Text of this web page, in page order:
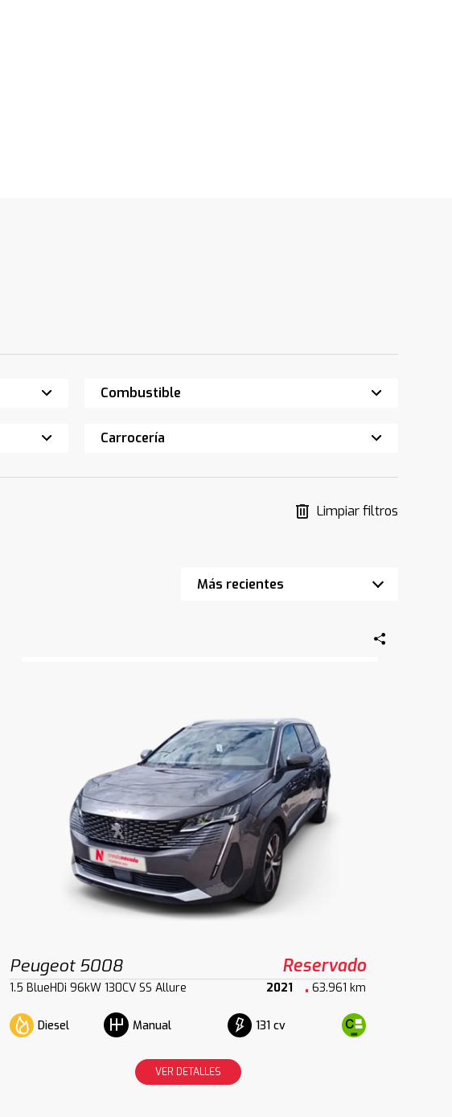
Combustible
Carrocería
Limpiar filtros
Peugeot 5008 Reservado
1.5 BlueHDi 96kW 130CV SS Allure 2021 63.961 km
Diesel Manual 131 cv
VER DETALLES